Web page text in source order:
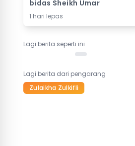
bidas Sheikh Umar
1 hari lepas
Lagi berita seperti ini
Lagi berita dari pengarang
Zulaikha Zulkifli